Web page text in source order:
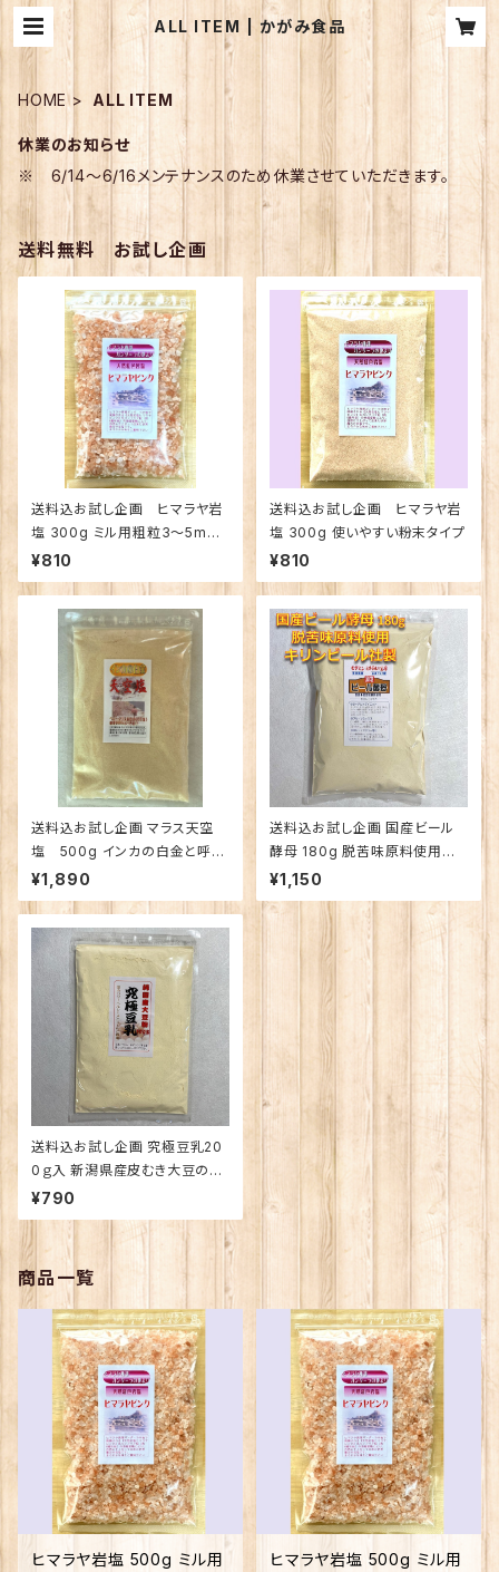
ALL ITEM | かがみ食品
HOME ALL ITEM
休業のお知らせ
※ 6/14～6/16メンテナンスのため休業させていただきます。
送料無料 お試し企画
送料込お試し企画 ヒマラヤ岩
塩 300g ミル用粗粒3〜5mm
タイプ
¥810
送料込お試し企画 ヒマラヤ岩
塩 300g 使いやすい粉末タイプ
¥810
送料込お試し企画 マラス天空
塩 500g インカの白金と呼ば
れる旨味の天日塩
¥1,890
送料込お試し企画 国産ビール
酵母 180g 脱苦味原料使用
クリックポスト便（1個のみ）
¥1,150
送料込お試し企画 究極豆乳20
0ｇ入 新潟県産皮むき大豆の超
微粉末 クリックポスト便のエコ
配送
¥790
商品一覧
ヒマラヤ岩塩 500g ミル用
ヒマラヤ岩塩 500g ミル用